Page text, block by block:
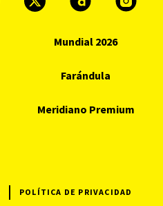
Mundial 2026
Farándula
Meridiano Premium
POLÍTICA DE PRIVACIDAD